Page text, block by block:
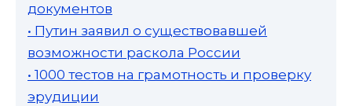
документов
• Путин заявил о существовавшей
возможности раскола России
• 1000 тестов на грамотность и проверку
эрудиции